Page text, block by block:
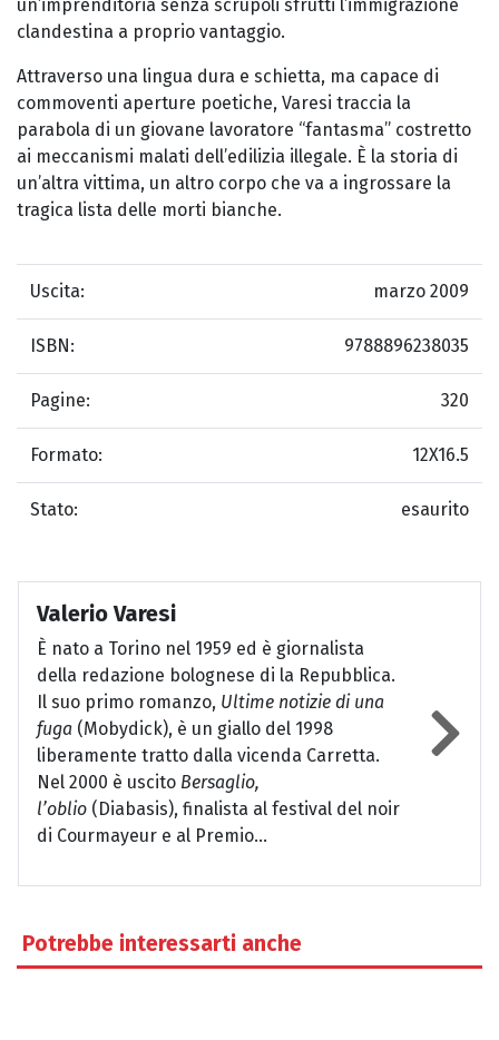
un’imprenditoria senza scrupoli sfrutti l’immigrazione
clandestina a proprio vantaggio.
Attraverso una lingua dura e schietta, ma capace di
commoventi aperture poetiche, Varesi traccia la
parabola di un giovane lavoratore “fantasma” costretto
ai meccanismi malati dell’edilizia illegale. È la storia di
un’altra vittima, un altro corpo che va a ingrossare la
tragica lista delle morti bianche.
Uscita: marzo 2009
ISBN: 9788896238035
Pagine: 320
Formato: 12X16.5
Stato: esaurito
Valerio Varesi
È nato a Torino nel 1959 ed è giornalista
della redazione bolognese di la Repubblica.
Il suo primo romanzo, Ultime notizie di una
fuga (Mobydick), è un giallo del 1998
liberamente tratto dalla vicenda Carretta.
Nel 2000 è uscito Bersaglio,
l’oblio (Diabasis), finalista al festival del noir
di Courmayeur e al Premio...
Potrebbe interessarti anche